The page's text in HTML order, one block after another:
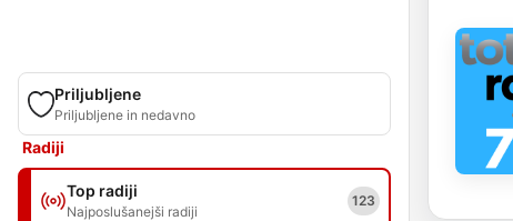
Priljubljene
Priljubljene in nedavno
Radiji
Top radiji
Najposlušanejši radiji
123